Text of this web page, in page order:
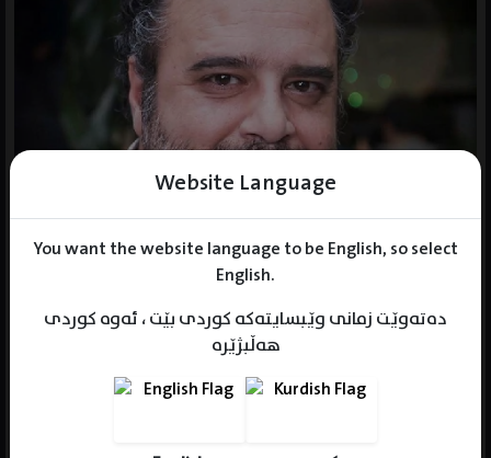
Website Language
You want the website language to be English, so select
English.
دەتەوێت زمانی وێبسایتەکە کوردی بێت ، ئەوە کوردی
هەڵبژێرە
Name : Hooman Barghnavard
Gender : male